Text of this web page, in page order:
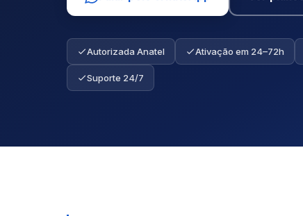
Autorizada Anatel Ativação em 24–72h
Suporte 24/7